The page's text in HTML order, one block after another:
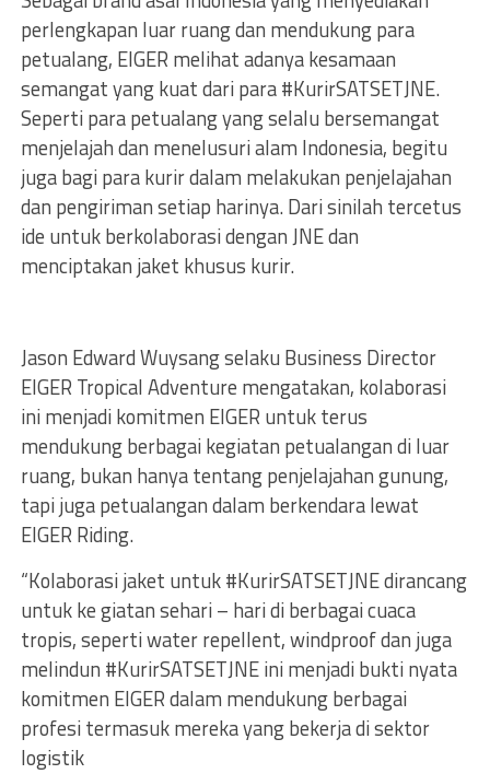
perlengkapan luar ruang dan mendukung para
petualang, EIGER melihat adanya kesamaan
semangat yang kuat dari para #KurirSATSETJNE.
Seperti para petualang yang selalu bersemangat
menjelajah dan menelusuri alam Indonesia, begitu
juga bagi para kurir dalam melakukan penjelajahan
dan pengiriman setiap harinya. Dari sinilah tercetus
ide untuk berkolaborasi dengan JNE dan
menciptakan jaket khusus kurir.
Jason Edward Wuysang selaku Business Director
EIGER Tropical Adventure mengatakan, kolaborasi
ini menjadi komitmen EIGER untuk terus
mendukung berbagai kegiatan petualangan di luar
ruang, bukan hanya tentang penjelajahan gunung,
tapi juga petualangan dalam berkendara lewat
EIGER Riding.
“Kolaborasi jaket untuk #KurirSATSETJNE dirancang
untuk ke giatan sehari – hari di berbagai cuaca
tropis, seperti water repellent, windproof dan juga
melindun #KurirSATSETJNE ini menjadi bukti nyata
komitmen EIGER dalam mendukung berbagai
profesi termasuk mereka yang bekerja di sektor
logistik